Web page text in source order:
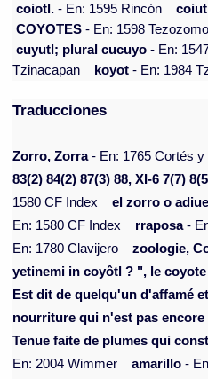
coiotl. - En: 1595 Rincón coiutl
COYOTES - En: 1598
cuyutl; plural cucuyo - En:
Tzinacapan
koyot - En: 1984
Traducciones
Zorro, Zorra- En: 1765 Cortés y
83(2) 84(2) 87(3) 88, XI-6 7(7)
1580 CF Index
el zorro o
En: 1580 CF Index
rraposa-
En: 1780 Clavijero
zoologie,
yetinemi in coyôtl ? ", le
Est dit de quelqu'un d'affamé
nourriture qui n'est pas encore
Tenue faite de plumes qui
En: 2004 Wimmer
amarillo -